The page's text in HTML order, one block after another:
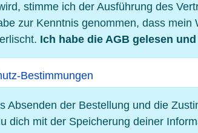
stimme ich der Ausführung des
zur Kenntnis genommen, dass
Ich habe die AGB gelesen
Bestimmungen
Absenden der Bestellung und die
dich mit der Speicherung deiner